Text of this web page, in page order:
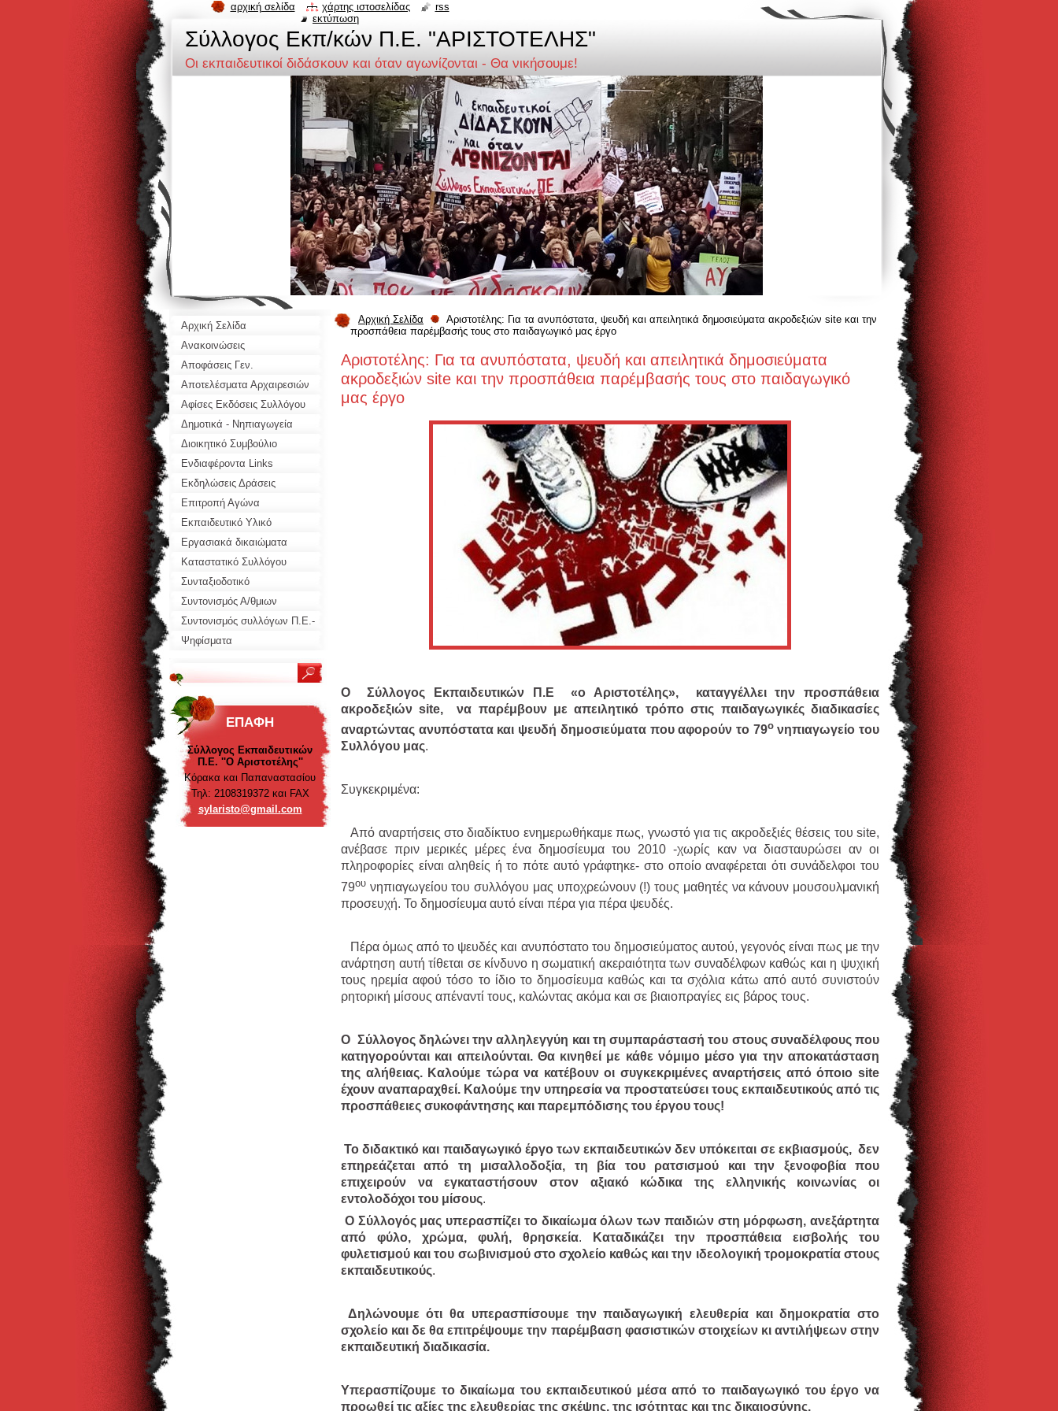
Σύλλογος Eκπ/κών Π.Ε. "ΑΡΙΣΤΟΤΕΛΗΣ"
Οι εκπαιδευτικοί διδάσκουν και όταν αγωνίζονται - Θα νικήσουμε!
Αρχική Σελίδα
Αριστοτέλης: Για τα ανυπόστατα, ψευδή και απειλητικά δημοσιεύματα ακροδεξιών site και την
προσπάθεια παρέμβασής τους στο παιδαγωγικό μας έργο
Αριστοτέλης: Για τα ανυπόστατα, ψευδή και απειλητικά δημοσιεύματα
ακροδεξιών site και την προσπάθεια παρέμβασής τους στο παιδαγωγικό
μας έργο
Ο Σύλλογος Εκπαιδευτικών Π.Ε «ο Αριστοτέλης», καταγγέλλει την προσπάθεια
ακροδεξιώνsite, να παρέμβουν με απειλητικό τρόπο στις παιδαγωγικές διαδικασίες
αναρτώντας ανυπόστατα και ψευδή δημοσιεύματα που αφορούν το 79ονηπιαγωγείο του
Συλλόγου μας.
Συγκεκριμένα:
Από αναρτήσεις στο διαδίκτυο ενημερωθήκαμε πως, γνωστό για τις ακροδεξιές θέσεις του site,
ανέβασε πριν μερικές μέρες ένα δημοσίευμα του 2010 -χωρίς καν να διασταυρώσει αν οι
πληροφορίες είναι αληθείς ή το πότε αυτό γράφτηκε- στο οποίο αναφέρεται ότι συνάδελφοι του
79ου νηπιαγωγείου του συλλόγου μας υποχρεώνουν (!) τους μαθητές να κάνουν μουσουλμανική
προσευχή. Το δημοσίευμα αυτό είναι πέρα για πέρα ψευδές.
Πέρα όμως από το ψευδές και ανυπόστατο του δημοσιεύματος αυτού, γεγονός είναι πως με την
ανάρτηση αυτή τίθεται σε κίνδυνο η σωματική ακεραιότητα των συναδέλφων καθώς και η ψυχική
τους ηρεμία αφού τόσο το ίδιο το δημοσίευμα καθώς και τα σχόλια κάτω από αυτό συνιστούν
ρητορική μίσους απέναντί τους, καλώντας ακόμα και σε βιαιοπραγίες εις βάρος τους.
Ο Σύλλογος δηλώνει την αλληλεγγύη και τη συμπαράστασή του στους συναδέλφους που
κατηγορούνται και απειλούνται. Θα κινηθεί με κάθε νόμιμο μέσο για την αποκατάσταση
της αλήθειας. Καλούμε τώρα να κατέβουν οι συγκεκριμένες αναρτήσεις από όποιο site
έχουν αναπαραχθεί. Καλούμε την υπηρεσία να προστατεύσει τους εκπαιδευτικούς από τις
προσπάθειες συκοφάντησης και παρεμπόδισης του έργου τους!
Το διδακτικό και παιδαγωγικό έργο των εκπαιδευτικών δεν υπόκειται σε εκβιασμούς, δεν
επηρεάζεται από τη μισαλλοδοξία, τη βία του ρατσισμού και την ξενοφοβία που
επιχειρούν να εγκαταστήσουν στον αξιακό κώδικα της ελληνικής κοινωνίας οι
εντολοδόχοι του μίσους.
Ο Σύλλογός μας υπερασπίζει το δικαίωμα όλων των παιδιών στη μόρφωση, ανεξάρτητα
από φύλο, χρώμα, φυλή, θρησκεία.
Καταδικάζει την προσπάθεια εισβολής του
φυλετισμού και του σωβινισμού στο σχολείο καθώς και την ιδεολογική τρομοκρατία στους
εκπαιδευτικούς.
Δηλώνουμε ότι θα υπερασπίσουμε την παιδαγωγική ελευθερία και δημοκρατία στο
σχολείο και δε θα επιτρέψουμε την παρέμβαση φασιστικών στοιχείων κι αντιλήψεων στην
εκπαιδευτική διαδικασία.
Υπερασπίζουμε το δικαίωμα του εκπαιδευτικού μέσα από το παιδαγωγικό του έργο να
προωθεί τις αξίες της ελευθερίας της σκέψης, της ισότητας και της δικαιοσύνης.
Αρχική Σελίδα
Ανακοινώσεις
Αποφάσεις Γεν.
Συνελεύσεων
Αποτελέσματα Αρχαιρεσιών
Αφίσες Εκδόσεις Συλλόγου
Δημοτικά - Νηπιαγωγεία
Διοικητικό Συμβούλιο
Ενδιαφέροντα Links
Συλλόγων
Εκδηλώσεις Δράσεις
Συλλόγου
Επιτροπή Αγώνα
Εκπαιδευτικό Υλικό
Προτάσεις
Εργασιακά δικαιώματα
Καταστατικό Συλλόγου
Συνταξιοδοτικό
Συντονισμός Α/θμιων
Σωματείων
Συντονισμός συλλόγων Π.Ε.-
ΕΛΜΕ
Ψηφίσματα
ΕΠΑΦΉ
Σύλλογος Εκπαιδευτικών
Π.Ε. ''Ο Αριστοτέλης''
Κόρακα και Παπαναστασίου
Τηλ: 2108319372 και FAX
sylaristo@gmail.com
αρχική σελίδα χάρτης ιστοσελίδας
rss
εκτύπωση